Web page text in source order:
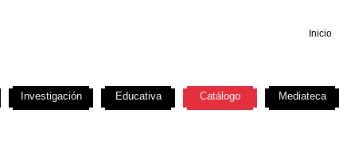
Inicio
Investigación Educativa Catálogo Mediateca